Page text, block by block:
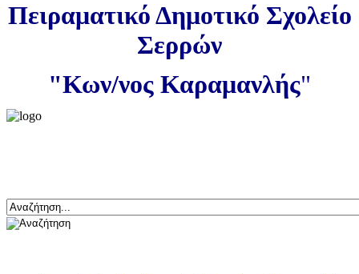
Πειραματικό Δημοτικό Σχολείο
Σερρών
"Κων/νος Καραμανλής"